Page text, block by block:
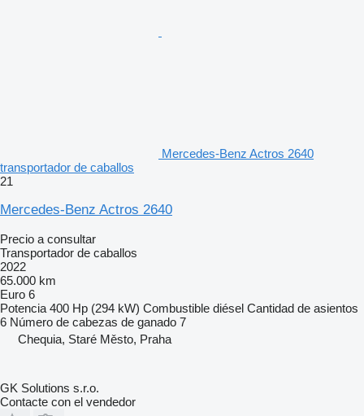
Mercedes-Benz Actros 2640
transportador de caballos
21
Mercedes-Benz Actros 2640
Precio a consultar
Transportador de caballos
2022
65.000 km
Euro 6
Potencia 400 Hp (294 kW) Combustible diésel Cantidad de asientos
6 Número de cabezas de ganado 7
Chequia, Staré Město, Praha
GK Solutions s.r.o.
Contacte con el vendedor